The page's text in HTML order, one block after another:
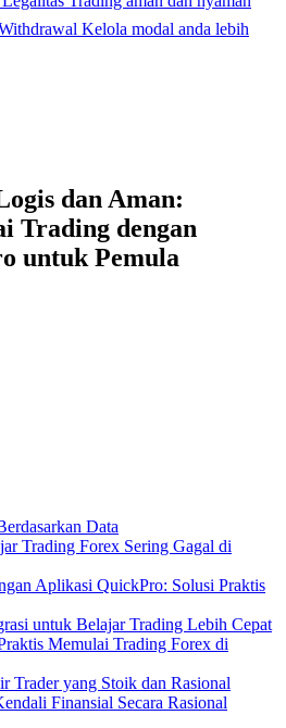
Kelola modal anda lebih
dan Aman:
Trading dengan
untuk Pemula
Data
Trading Forex Sering Gagal di
Aplikasi QuickPro: Solusi Praktis
untuk Belajar Trading Lebih Cepat
Memulai Trading Forex di
Trader yang Stoik dan Rasional
Finansial Secara Rasional